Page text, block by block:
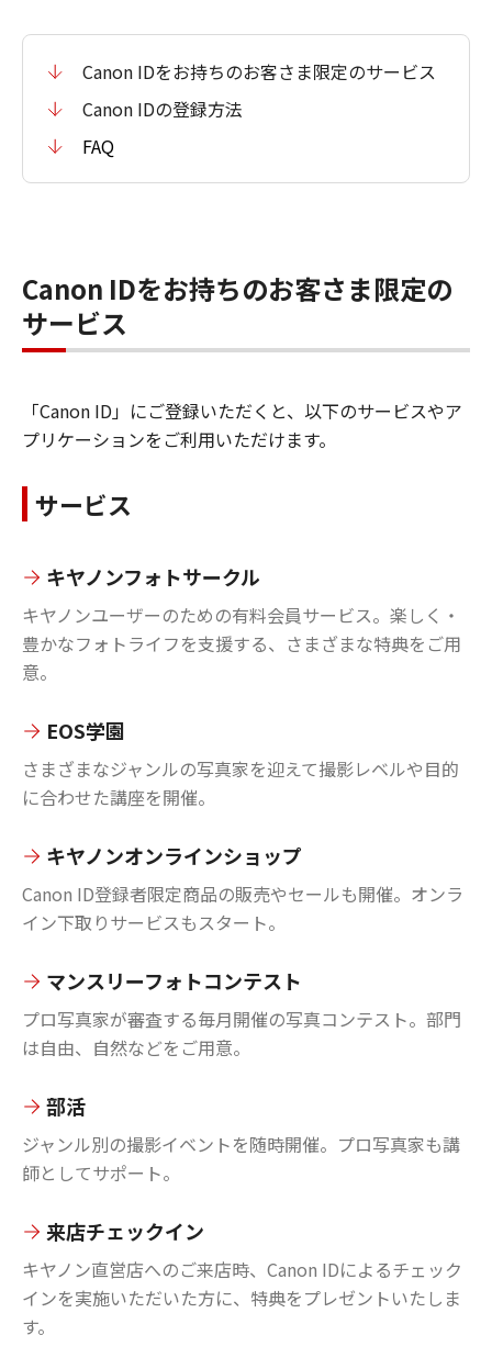
Canon IDをお持ちのお客さま限定のサービス
Canon IDの登録方法
FAQ
Canon IDをお持ちのお客さま限定の
サービス
「Canon ID」にご登録いただくと、以下のサービスやア
プリケーションをご利用いただけます。
サービス
キヤノンフォトサークル
キヤノンユーザーのための有料会員サービス。楽しく・
豊かなフォトライフを支援する、さまざまな特典をご用
意。
EOS学園
さまざまなジャンルの写真家を迎えて撮影レベルや目的
に合わせた講座を開催。
キヤノンオンラインショップ
Canon ID登録者限定商品の販売やセールも開催。オンラ
イン下取りサービスもスタート。
マンスリーフォトコンテスト
プロ写真家が審査する毎月開催の写真コンテスト。部門
は自由、自然などをご用意。
部活
ジャンル別の撮影イベントを随時開催。プロ写真家も講
師としてサポート。
来店チェックイン
キヤノン直営店へのご来店時、Canon IDによるチェック
インを実施いただいた方に、特典をプレゼントいたしま
す。